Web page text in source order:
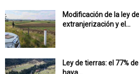
Modificación de la ley
extranjerización y el...
Ley de tierras: el 77%